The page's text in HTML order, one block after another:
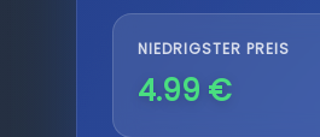
NIEDRIGSTER PREIS
4.99 €